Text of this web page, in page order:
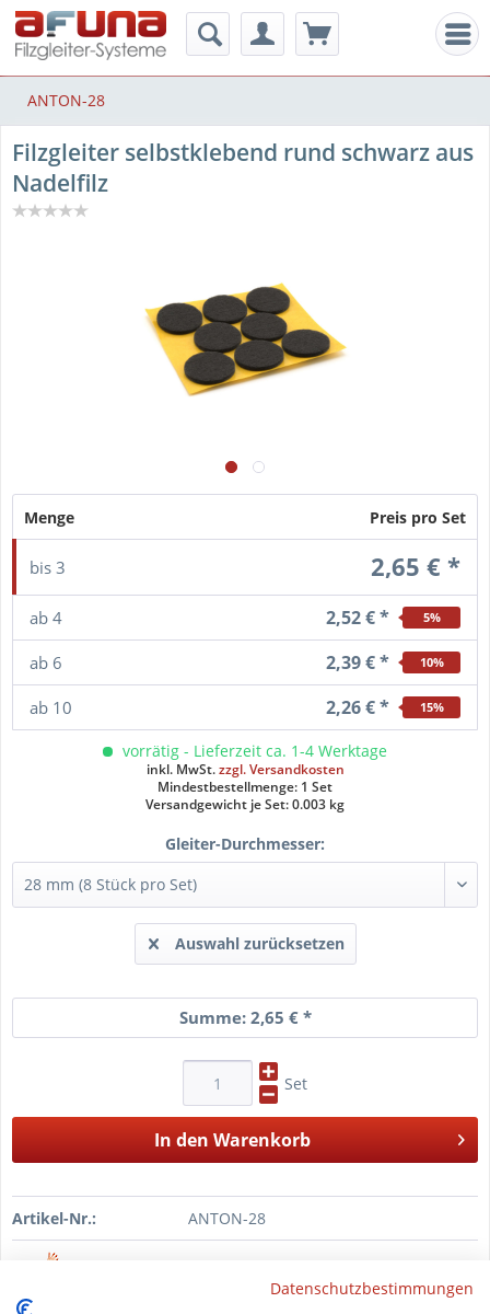
ANTON-28
Filzgleiter selbstklebend rund schwarz aus
Nadelfilz
Menge Preis pro Set
bis 3 2,65 € *
ab 4 2,52 € * 5%
ab 6 2,39 € * 10%
ab 10 2,26 € * 15%
vorrätig - Lieferzeit ca. 1-4 Werktage
inkl. MwSt.zzgl. Versandkosten
Mindestbestellmenge: 1 Set
Versandgewicht je Set: 0.003 kg
Gleiter-Durchmesser:
Auswahl zurücksetzen
Summe: 2,65 €*
Set
In den Warenkorb
Artikel-Nr.: ANTON-28
Datenschutzbestimmungen